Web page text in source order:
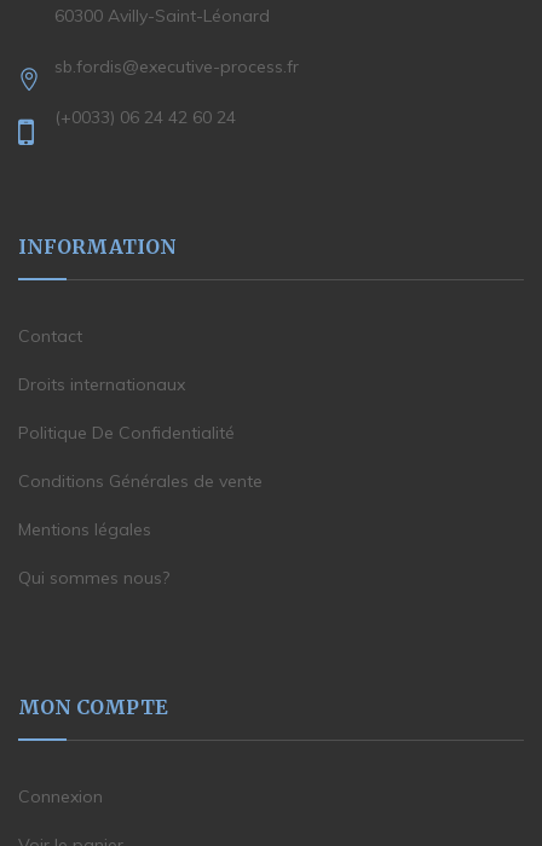
60300 Avilly-Saint-Léonard
sb.fordis@executive-process.fr
(+0033) 06 24 42 60 24
INFORMATION
Contact
Droits internationaux
Politique De Confidentialité
Conditions Générales de vente
Mentions légales
Qui sommes nous?
MON COMPTE
Connexion